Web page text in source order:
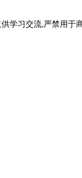
学习交流,严禁用于